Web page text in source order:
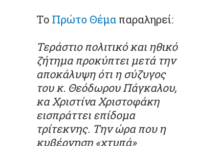
Το Πρώτο Θέμα παραληρεί:
Τεράστιο πολιτικό και ηθικό
ζήτημα προκύπτει μετά την
αποκάλυψη ότι η σύζυγος
του κ. Θεόδωρου Πάγκαλου,
κα Χριστίνα Χριστοφάκη
εισπράττει επίδομα
τρίτεκνης. Την ώρα που η
κυβέρνηση «χτυπά»